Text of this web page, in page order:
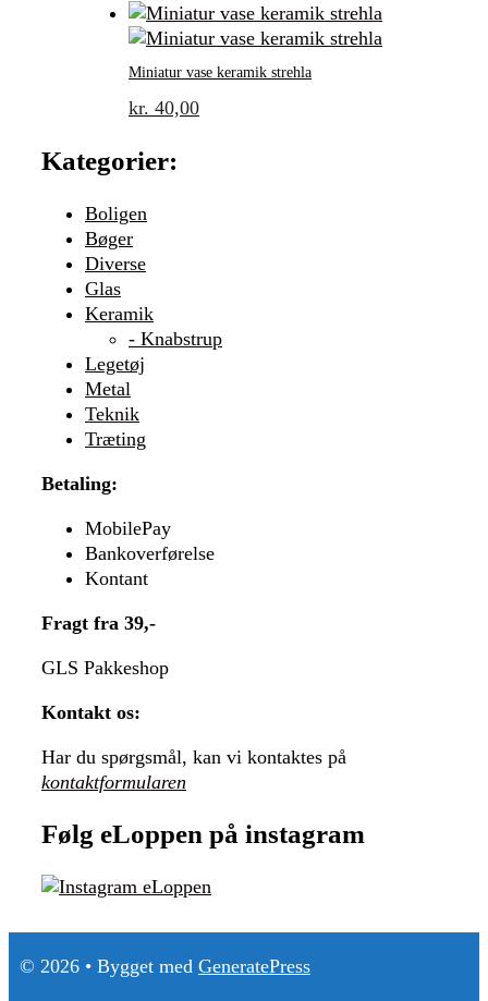
Miniatur vase keramik strehla
kr. 40,00
Kategorier:
Boligen
Bøger
Diverse
Glas
Keramik
- Knabstrup
Legetøj
Metal
Teknik
Træting
Betaling:
MobilePay
Bankoverførelse
Kontant
Fragt fra 39,-
GLS Pakkeshop
Kontakt os:
Har du spørgsmål, kan vi kontaktes på
kontaktformularen
Følg eLoppen på instagram
© 2026 • Bygget med GeneratePress